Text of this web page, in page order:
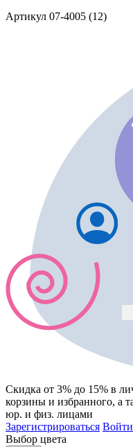
Артикул 07-4005 (12)
Скидка от 3% до 15% в
корзины и избранного, а
юр. и физ. лицами
Зарегистрироваться Войти
Выбор цвета